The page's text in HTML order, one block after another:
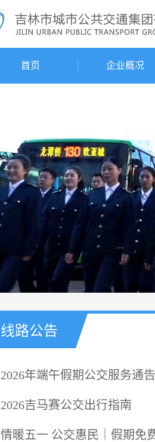
首页 企业概况
线路公告
2026年端午假期公交服务通告
2026吉马赛公交出行指南
情暖五一 公交惠民｜假期免